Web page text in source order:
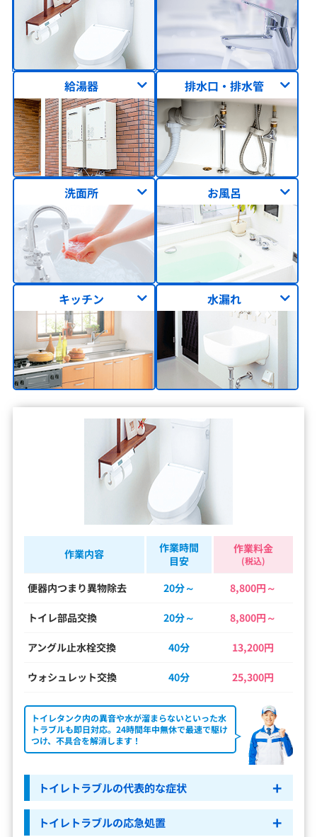
給湯器 排水口・排水管
洗面所 お風呂
キッチン 水漏れ
作業内容
作業時間
目安
作業料金
(税込)
便器内つまり異物除去 20分～ 8,800円～
トイレ部品交換 20分～ 8,800円～
アングル止水栓交換 40分 13,200円
ウォシュレット交換 40分 25,300円
トイレタンク内の異音や水が溜まらないといった水
トラブルも即日対応。24時間年中無休で最速で駆け
つけ、不具合を解消します！
トイレトラブルの代表的な症状
トイレトラブルの応急処置